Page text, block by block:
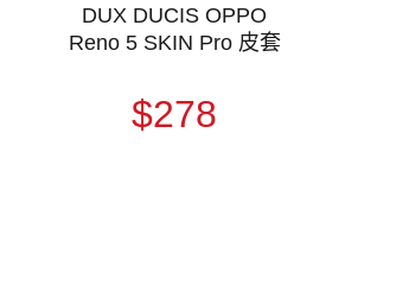
DUX DUCIS OPPO
Reno 5 SKIN Pro 皮套
$278